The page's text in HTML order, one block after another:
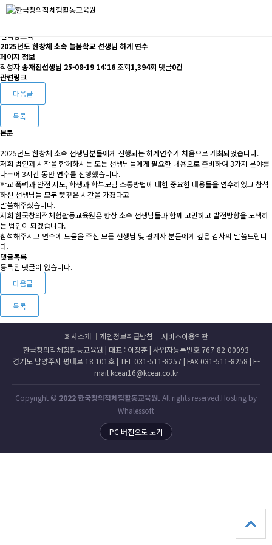
선택형교육
2025년도 한창체 소속 늘봄학교 선생님 하계 연수
페이지 정보
작성자송재진선생님 25-08-19 14:16조회1,394회 댓글0건
관련링크
다음글
목록
본문
2025년도 한창체 소속 선생님분들에게 진행되는 하계연수가 처음으로 개최되었습니다.
저희 법인과 시작을 함께하시는 모든 선생님들에게 필요한 내용으로 준비하여 3가지 분야를
나누어 3시간 동안 연수를 진행했습니다.
학교 폭력과 안전 지도, 학생과 학부모님 소통방법에 대한 중요한 내용들을 연수하였고 참석
하신 선생님들 모두 뜻깊은 시간을 가졌다고
말씀해주셨습니다.
저희 한국창의적체험활동교육원은 항상 소속 선생님들과 함께 고민하고 발전방향을 모색하
는 법인이 되겠습니다.
참석해주시고 연수에 도움을 주신 모든 선생님 및 관계자 분들에게 깊은 감사의 말씀드립니
다.
댓글목록
등록된 댓글이 없습니다.
다음글
목록
회사소개 개인정보취급방침
서비스이용약관
한국창의적체험활동교육원 | 대표 : 이정훈 | 사업자등록번호 767-82-00093
경기도 남양주시 평내로 18 101호 | TEL 031-511-8257 | FAX 031-511-8258 | E-
mail kceai16@kceai.co.kr
Copyright © 2022 한국창의적체험활동교육원. All rights reserved.Hosting by
Whalessoft
PC 버전으로 보기